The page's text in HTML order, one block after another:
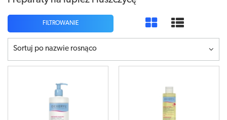
FILTROWANIE
Sortuj po nazwie rosnąco